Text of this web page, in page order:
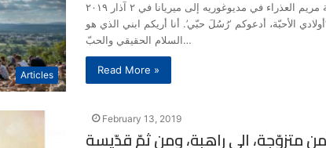
Articles
رسالة مريم العذراء في مديوغوريه إلى ميريانا في ٢ آذار ٢٠١٩
الأحبّة، أدعوكم ‘رُسُلَ حبّي’. أنا أريكم ابني الذي هو
السلام الحقيقي والحبّ…
Read More »
February 13, 2019